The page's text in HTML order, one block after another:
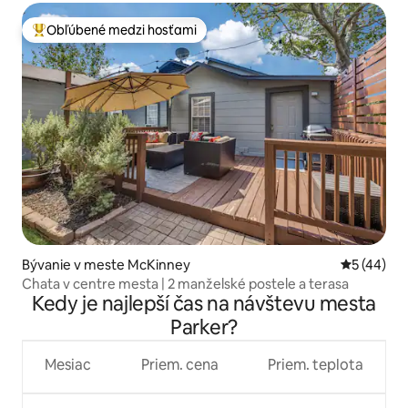
Najobľúbenejšie medzi hosťami
Obľúbené medzi hosťami
Bývanie v meste McKinney
5 (44)
Chata v centre mesta | 2 manželské postele a terasa
Kedy je najlepší čas na návštevu mesta
Parker?
Mesiac Priem. cena Priem. teplota